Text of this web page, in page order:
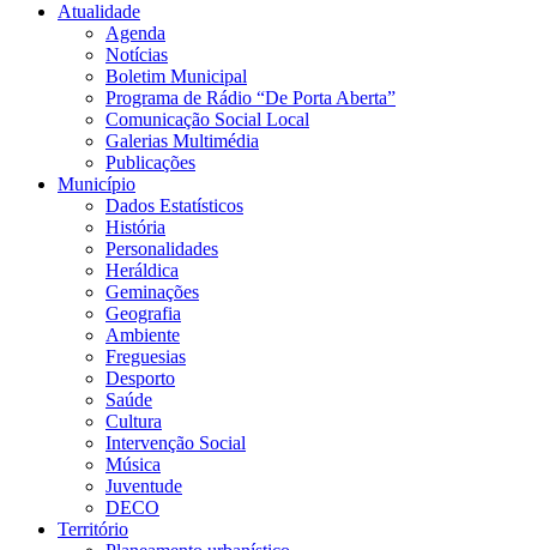
Atualidade
Agenda
Notícias
Boletim Municipal
Programa de Rádio “De Porta Aberta”
Comunicação Social Local
Galerias Multimédia
Publicações
Município
Dados Estatísticos
História
Personalidades
Heráldica
Geminações
Geografia
Ambiente
Freguesias
Desporto
Saúde
Cultura
Intervenção Social
Música
Juventude
DECO
Território